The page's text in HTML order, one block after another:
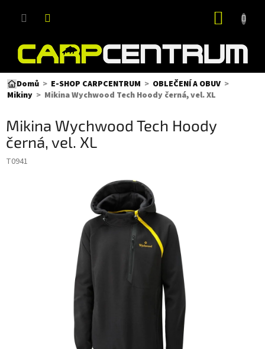
Domů E-SHOP CARPCENTRUM
OBLEČENÍ A OBUV
Mikiny
Mikina Wychwood Tech Hoody černá, vel. XL
Mikina Wychwood Tech Hoody
černá, vel. XL
T0941